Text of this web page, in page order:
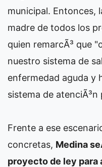
municipal. Entonces,
madre de todos los
quien remarcÃ³ que
nuestro sistema de
enfermedad aguda y
sistema de atenciÃ³n
Frente a ese
concretas, Medina
proyecto de ley para